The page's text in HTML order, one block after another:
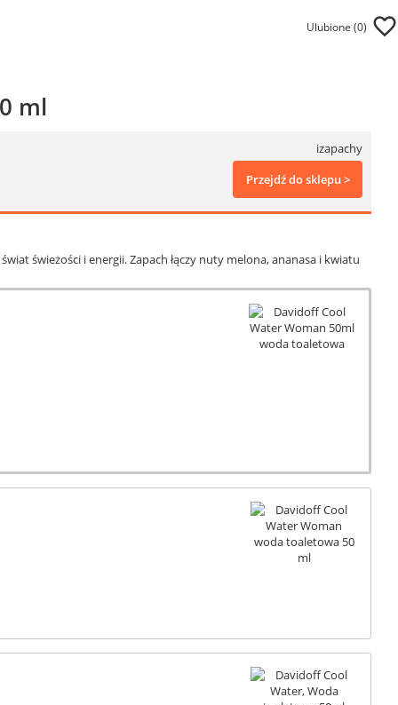
Ulubione (0)
ml
izapachy
Przejdź do sklepu >
świeżości i energii. Zapach łączy nuty melona, ananasa i kwiatu